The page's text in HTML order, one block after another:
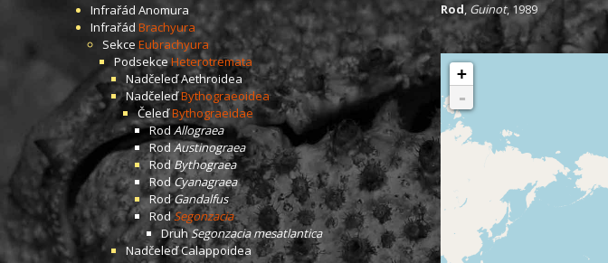
Infrařád Anomura
Infrařád Brachyura
Sekce Eubrachyura
PodsekceHeterotremata
NadčeleďAethroidea
NadčeleďBythograeoidea
ČeleďBythograeidae
RodAllograea
RodAustinograea
RodBythograea
RodCyanagraea
RodGandalfus
RodSegonzacia
DruhSegonzacia mesatlantica
NadčeleďCalappoidea
Rod,Guinot, 1989
+
-